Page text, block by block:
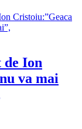
de Ion
va mai